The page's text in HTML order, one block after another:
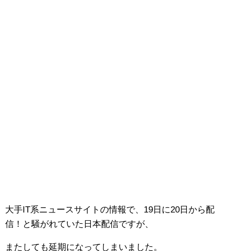
大手IT系ニュースサイトの情報で、19日に20日から配
信！と騒がれていた日本配信ですが、
またしても延期になってしまいました。